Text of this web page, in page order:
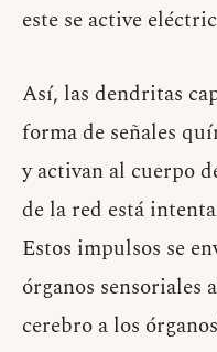
este se active
Así, las dendritas
forma de señales
y activan al cuerpo
de la red está
Estos impulsos se
órganos sensoriales
cerebro a los